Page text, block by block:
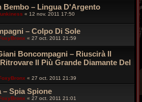
Bembo – Lingua D'Argento
« 12 nov. 2011 17:50
– Colpo Di Sole
« 27 oct. 2011 21:59
Boncompagni – Riuscirà Il
Il Più Grande Diamante Del
« 27 oct. 2011 21:39
– Spia Spione
« 27 oct. 2011 21:01